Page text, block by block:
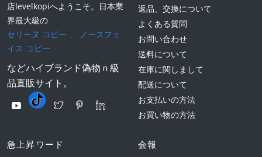
店levelkopiへようこそ。日本業
界最大級の
セリーヌ コピー 、
ノースフェ
イス コピー
などハイブランド偽物ｎ級
品直販サイト。
返品、交換について
よくある質問
お問い合わせ
送料について
在庫に関しまして
配送について
お支払いの方法
お買い物の方法
急上昇ワード 会報